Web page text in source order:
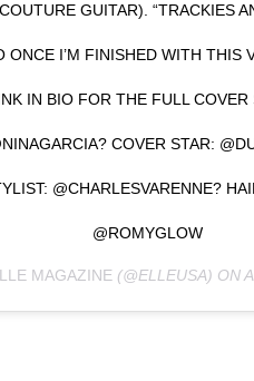
GUITAR). “TRACKIES
ONCE I’M FINISHED WITH THIS
IN BIO FOR THE FULL
COVER STAR:
@CHARLESVARENNE?
@ROMYGLOW
MAGAZINE(@ELLEUSA) ON